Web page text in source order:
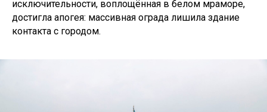
исключительности, воплощённая в белом мраморе,
достигла апогея: массивная ограда лишила здание
контакта с городом.